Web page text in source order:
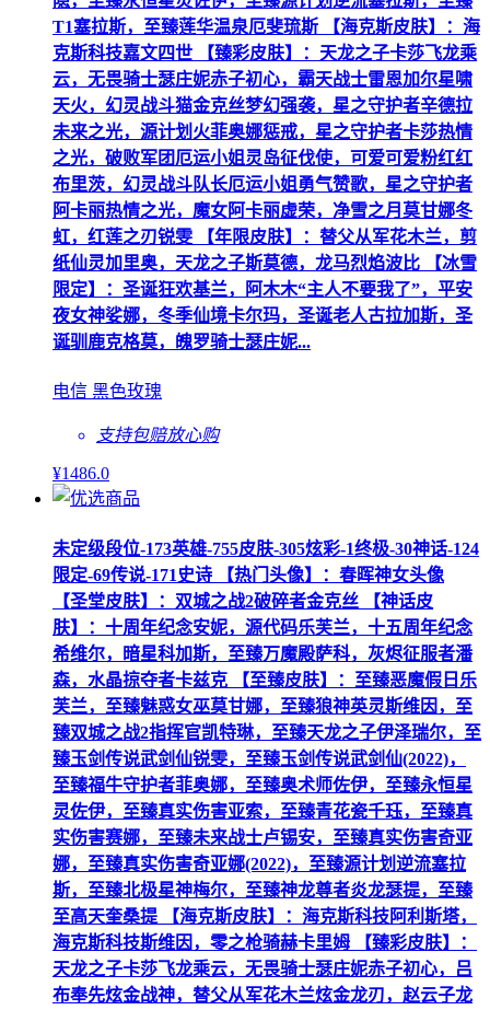
T1塞拉斯，至臻莲华温泉厄斐琉斯 【海克斯皮肤】：海
克斯科技嘉文四世 【臻彩皮肤】：天龙之子卡莎飞龙乘
云，无畏骑士瑟庄妮赤子初心，霸天战士雷恩加尔星啸
天火，幻灵战斗猫金克丝梦幻强袭，星之守护者辛德拉
未来之光，源计划火菲奥娜惩戒，星之守护者卡莎热情
之光，破败军团厄运小姐灵岛征伐使，可爱可爱粉红红
布里茨，幻灵战斗队长厄运小姐勇气赞歌，星之守护者
阿卡丽热情之光，魔女阿卡丽虚荣，净雪之月莫甘娜冬
虹，红莲之刃锐雯 【年限皮肤】：替父从军花木兰，剪
纸仙灵加里奥，天龙之子斯莫德，龙马烈焰波比 【冰雪
限定】：圣诞狂欢基兰，阿木木“主人不要我了”，平安
夜女神娑娜，冬季仙境卡尔玛，圣诞老人古拉加斯，圣
诞驯鹿克格莫，魄罗骑士瑟庄妮...
电信 黑色玫瑰
支持包赔放心购
¥1486.0
未定级段位-173英雄-755皮肤-305炫彩-1终极-30神话-124
限定-69传说-171史诗 【热门头像】：春晖神女头像
【圣堂皮肤】：双城之战2破碎者金克丝 【神话皮
肤】：十周年纪念安妮，源代码乐芙兰，十五周年纪念
希维尔，暗星科加斯，至臻万魔殿萨科，灰烬征服者潘
森，水晶掠夺者卡兹克 【至臻皮肤】：至臻恶魔假日乐
芙兰，至臻魅惑女巫莫甘娜，至臻狼神英灵斯维因，至
臻双城之战2指挥官凯特琳，至臻天龙之子伊泽瑞尔，至
臻玉剑传说武剑仙锐雯，至臻玉剑传说武剑仙(2022)，
至臻福牛守护者菲奥娜，至臻奥术师佐伊，至臻永恒星
灵佐伊，至臻真实伤害亚索，至臻青花瓷千珏，至臻真
实伤害赛娜，至臻未来战士卢锡安，至臻真实伤害奇亚
娜，至臻真实伤害奇亚娜(2022)，至臻源计划逆流塞拉
斯，至臻北极星神梅尔，至臻神龙尊者炎龙瑟提，至臻
至高天奎桑提 【海克斯皮肤】：海克斯科技阿利斯塔，
海克斯科技斯维因，零之枪骑赫卡里姆 【臻彩皮肤】：
天龙之子卡莎飞龙乘云，无畏骑士瑟庄妮赤子初心，吕
布奉先炫金战神，替父从军花木兰炫金龙刃，赵云子龙